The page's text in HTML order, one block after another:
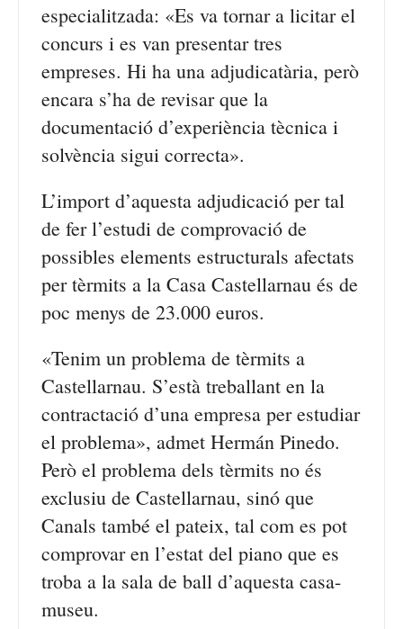
especialitzada: «Es va tornar a licitar el
concurs i es van presentar tres
empreses. Hi ha una adjudicatària, però
encara s’ha de revisar que la
documentació d’experiència tècnica i
solvència sigui correcta».
L’import d’aquesta adjudicació per tal
de fer l’estudi de comprovació de
possibles elements estructurals afectats
per tèrmits a la Casa Castellarnau és de
poc menys de 23.000 euros.
«Tenim un problema de tèrmits a
Castellarnau. S’està treballant en la
contractació d’una empresa per estudiar
el problema», admet Hermán Pinedo.
Però el problema dels tèrmits no és
exclusiu de Castellarnau, sinó que
Canals també el pateix, tal com es pot
comprovar en l’estat del piano que es
troba a la sala de ball d’aquesta casa-
museu.